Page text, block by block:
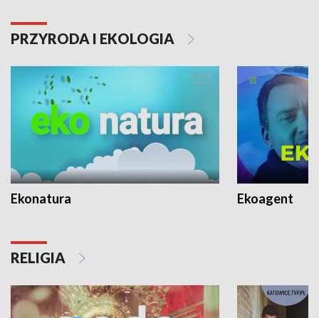
PRZYRODA I EKOLOGIA
Ekonatura Ekoagent
RELIGIA